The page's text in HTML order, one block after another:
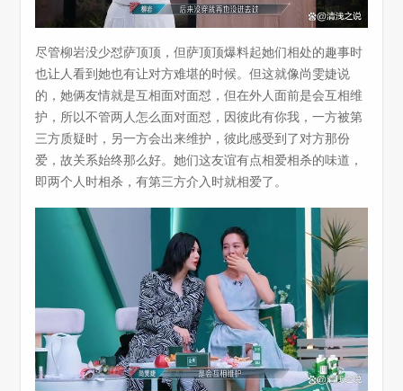
尽管柳岩没少怼萨顶顶，但萨顶顶爆料起她们相处的趣事时
也让人看到她也有让对方难堪的时候。但这就像尚雯婕说
的，她俩友情就是互相面对面怼，但在外人面前是会互相维
护，所以不管两人怎么面对面怼，因彼此有你我，一方被第
三方质疑时，另一方会出来维护，彼此感受到了对方那份
爱，故关系始终那么好。她们这友谊有点相爱相杀的味道，
即两个人时相杀，有第三方介入时就相爱了。